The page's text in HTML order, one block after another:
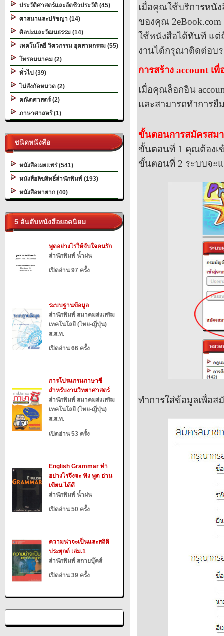
ประวัติศาสตร์และอัตชีวประวัติ (45)
ศาสนาและปรัชญา (14)
ศิลปะและวัฒนธรรม (14)
เทคโนโลยี วิศวกรรม อุตสาหกรรม (55)
โทรคมนาคม (2)
ทั่วไป (39)
ไม่สังกัดหมวด (2)
คณิตศาสตร์ (2)
ภาษาศาสตร์ (1)
ชนิดหนังสือ
หนังสือเผยแพร่ (541)
หนังสือลิขสิทธิ์สำนักพิมพ์ (193)
หนังสือหายาก (40)
5 อันดับหนังสือยอดนิยม
พูดอย่างไรให้จับใจคนรัก
สำนักพิมพ์ น้ำฝน
เปิดอ่าน 97 ครั้ง
ระบบฐานข้อมูล
สำนักพิมพ์ สมาคมส่งเสริม
เทคโนโลยี (ไทย-ญี่ปุ่น)
ส.ส.ท.
เปิดอ่าน 66 ครั้ง
การโปรแกรมภาษาซี
สำหรับงานวิทยาศาสตร์
สำนักพิมพ์ สมาคมส่งเสริม
เทคโนโลยี (ไทย-ญี่ปุ่น)
ส.ส.ท.
เปิดอ่าน 53 ครั้ง
English Grammar ทำ
อย่างไรจึงจะ ฟัง พูด อ่าน
เขียน ได้ดี
สำนักพิมพ์ น้ำฝน
เปิดอ่าน 50 ครั้ง
ความน่าจะเป็นและสถิติ
ประยุกต์ เล่ม.1
สำนักพิมพ์ สกายบุ๊คส์
เปิดอ่าน 39 ครั้ง
เมื่อคุณใช้บริการหนั
ของคุณ 2eBook.com
ใช้หนังสือได้ทันที แต่
งานได้กรุณาติดต่อบ
การสร้าง account เพื่
เมื่อคุณล็อกอิน
และสามารถทำการ
ขั้นตอนการสมัครสม
ขั้นตอนที่ 1 คุณต้องเ
ขั้นตอนที่ 2 ระบบจะ
ทำการใส่ข้อมูลเพื่อส